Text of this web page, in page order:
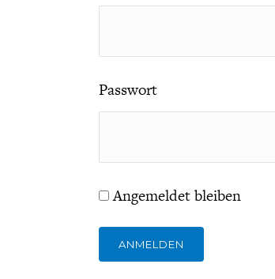
Passwort
Angemeldet bleiben
ANMELDEN